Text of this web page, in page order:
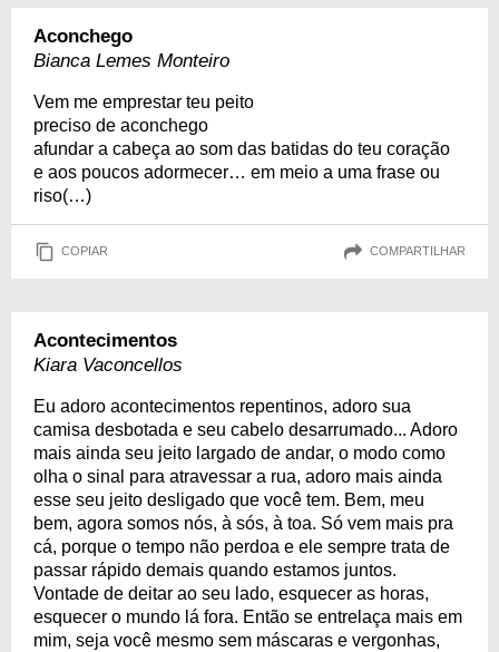
Aconchego
Bianca Lemes Monteiro
Vem me emprestar teu peito
preciso de aconchego
afundar a cabeça ao som das batidas do teu coração
e aos poucos adormecer… em meio a uma frase ou
riso(…)
COPIAR COMPARTILHAR
Acontecimentos
Kiara Vaconcellos
Eu adoro acontecimentos repentinos, adoro sua
camisa desbotada e seu cabelo desarrumado... Adoro
mais ainda seu jeito largado de andar, o modo como
olha o sinal para atravessar a rua, adoro mais ainda
esse seu jeito desligado que você tem. Bem, meu
bem, agora somos nós, à sós, à toa. Só vem mais pra
cá, porque o tempo não perdoa e ele sempre trata de
passar rápido demais quando estamos juntos.
Vontade de deitar ao seu lado, esquecer as horas,
esquecer o mundo lá fora. Então se entrelaça mais em
mim, seja você mesmo sem máscaras e vergonhas,